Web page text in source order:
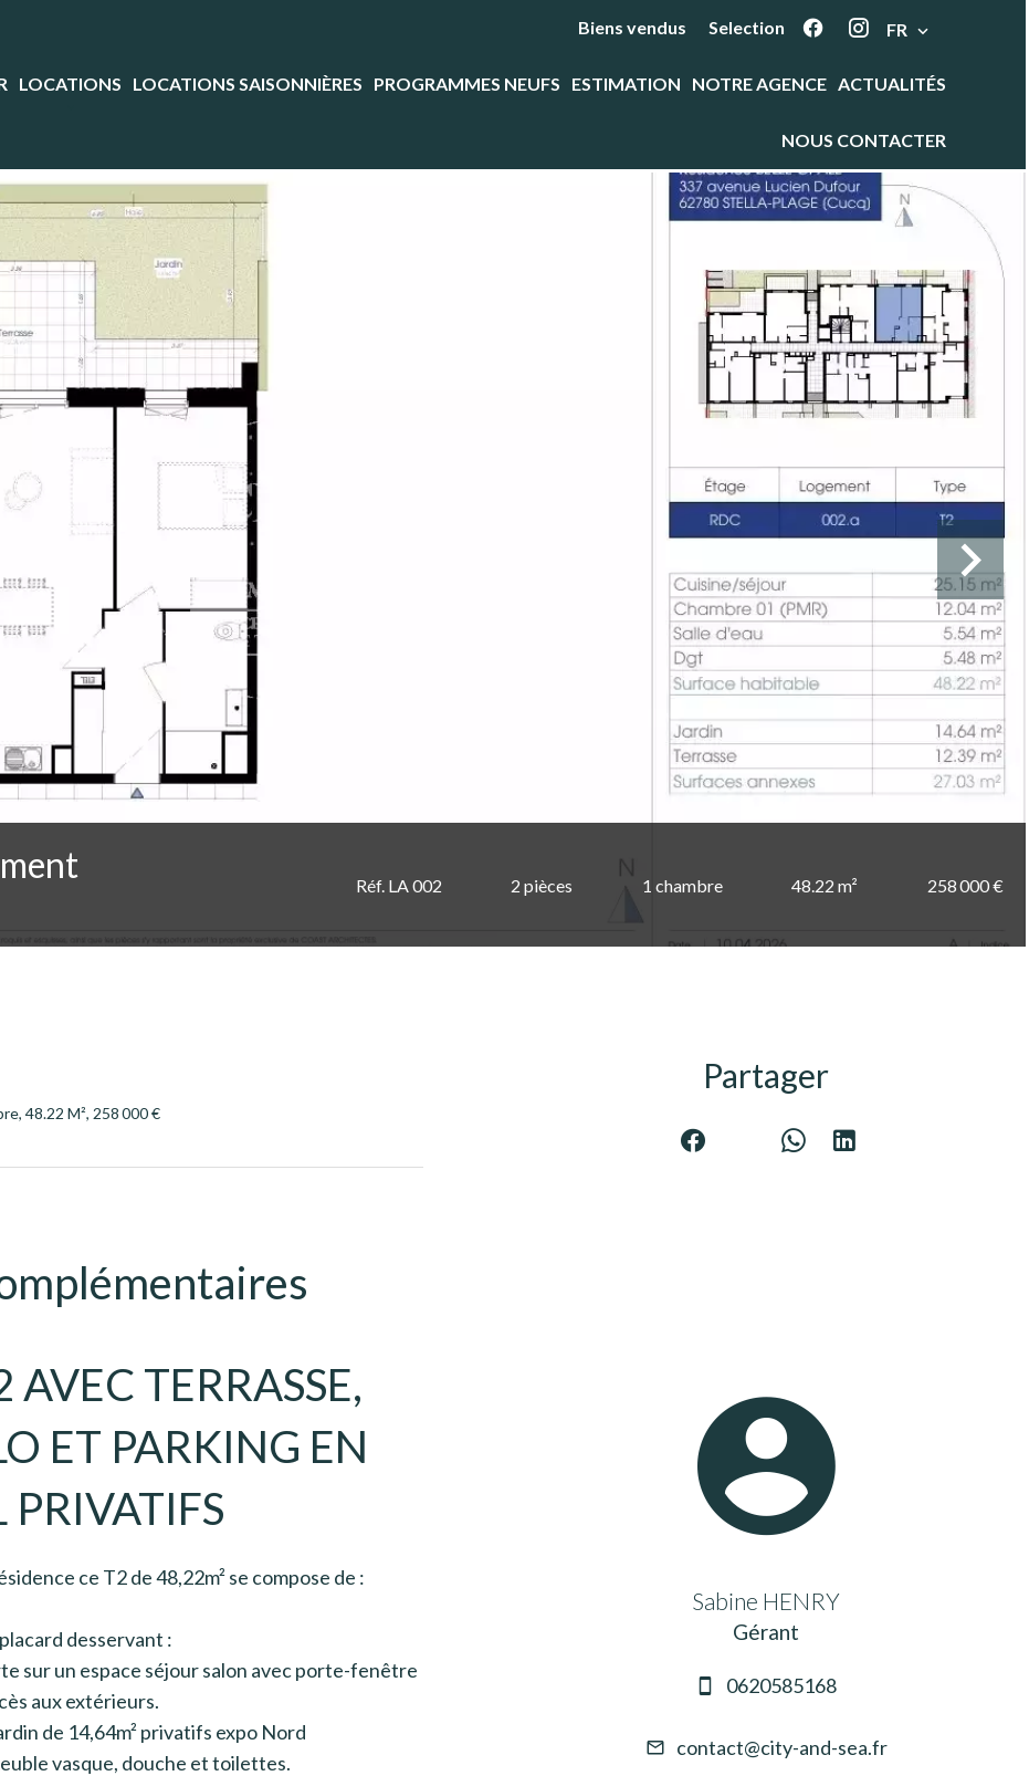
Biens vendus Selection FR
LOCATIONS LOCATIONS SAISONNIÈRES PROGRAMMES NEUFS ESTIMATION NOTRE AGENCE ACTUALITÉS
NOUS CONTACTER
Réf. LA 002 2 pièces 1 chambre 48.22 m² 258 000 €
48.22 M², 258 000 €
AVEC TERRASSE,
ET PARKING EN
PRIVATIFS
ce T2 de 48,22m² se compose de :
desservant :
sur un espace séjour salon avec porte-fenêtre
aux extérieurs.
de 14,64m² privatifs expo Nord
vasque, douche et toilettes.
Partager
Sabine HENRY
Gérant
0620585168
contact@city-and-sea.fr